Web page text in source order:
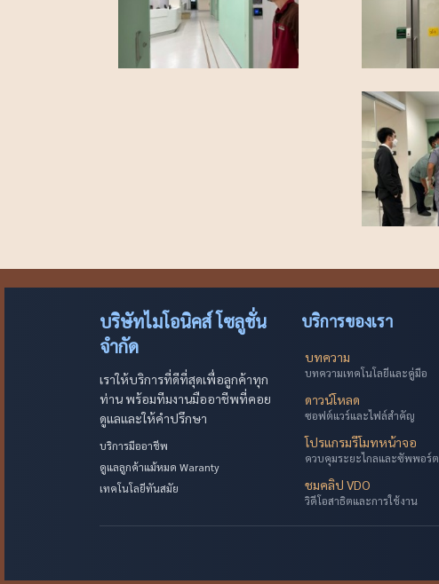
บริษัทไมโอนิคส์ โซลูชั่น
จำกัด
เราให้บริการที่ดีที่สุดเพื่อลูกค้าทุก
ท่าน พร้อมทีมงานมืออาชีพที่คอย
ดูแลและให้คำปรึกษา
บริการมืออาชีพ
ดูแลลูกค้าแม้หมด Waranty
เทคโนโลยีทันสมัย
บริการของเรา
บทความ
บทความเทคโนโลยีและคู่มือ
ดาวน์โหลด
ซอฟต์แวร์และไฟล์สำคัญ
โปรแกรมรีโมทหน้าจอ
ควบคุมระยะไกลและซัพพอร์ต
ชมคลิป VDO
วิดีโอสาธิตและการใช้งาน